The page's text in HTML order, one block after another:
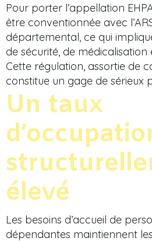
Pour porter l’appellation
être conventionnée avec
départemental, ce qui
de sécurité, de médicalisation
Cette régulation, assortie de
constitue un gage de sérieux
Un taux
élevé
Les besoins d’accueil de
dépendantes maintiennent